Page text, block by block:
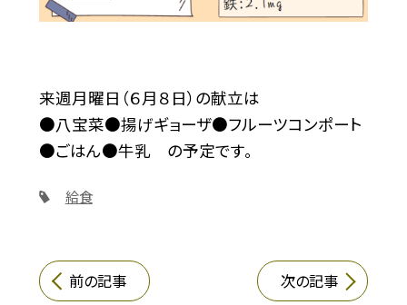
来週月曜日（６月８日）の献立は
●八宝菜●揚げギョーザ●フルーツコンポート
●ごはん●牛乳 の予定です。
給食
前の記事 次の記事